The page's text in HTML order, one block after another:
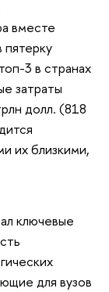
вместе
3 в странах
затраты
долл. (818
их близкими,
ключевые
для вузов